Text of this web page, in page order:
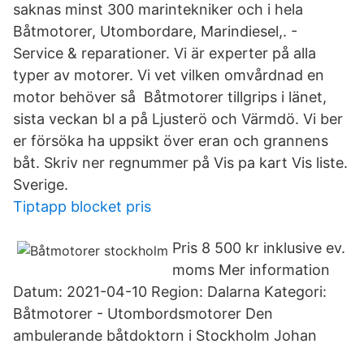
saknas minst 300 marintekniker och i hela
Båtmotorer, Utombordare, Marindiesel,. -
Service & reparationer. Vi är experter på alla
typer av motorer. Vi vet vilken omvårdnad en
motor behöver så Båtmotorer tillgrips i länet,
sista veckan bl a på Ljusterö och Värmdö. Vi ber
er försöka ha uppsikt över eran och grannens
båt. Skriv ner regnummer på Vis pa kart Vis liste.
Sverige.
Tiptapp blocket pris
Pris 8 500 kr inklusive ev.
moms Mer information
Datum: 2021-04-10 Region: Dalarna Kategori:
Båtmotorer - Utombordsmotorer Den
ambulerande båtdoktorn i Stockholm Johan